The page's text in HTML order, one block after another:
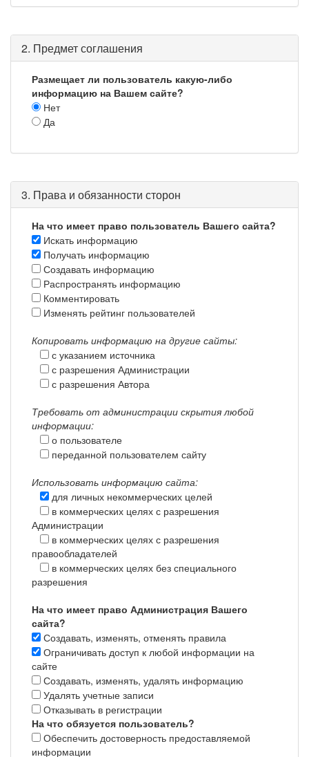
2. Предмет соглашения
Размещает ли пользователь какую-либо
информацию на Вашем сайте?
Нет
Да
3. Права и обязанности сторон
На что имеет право пользователь Вашего сайта?
Искать информацию
Получать информацию
Создавать информацию
Распространять информацию
Комментировать
Изменять рейтинг пользователей
Копировать информацию на другие сайты:
с указанием источника
с разрешения Администрации
с разрешения Автора
Требовать от администрации скрытия любой
информации:
о пользователе
переданной пользователем сайту
Использовать информацию сайта:
для личных некоммерческих целей
в коммерческих целях с разрешения
Администрации
в коммерческих целях с разрешения
правообладателей
в коммерческих целях без специального
разрешения
На что имеет право Администрация Вашего
сайта?
Создавать, изменять, отменять правила
Ограничивать доступ к любой информации на
сайте
Создавать, изменять, удалять информацию
Удалять учетные записи
Отказывать в регистрации
На что обязуется пользователь?
Обеспечить достоверность предоставляемой
информации